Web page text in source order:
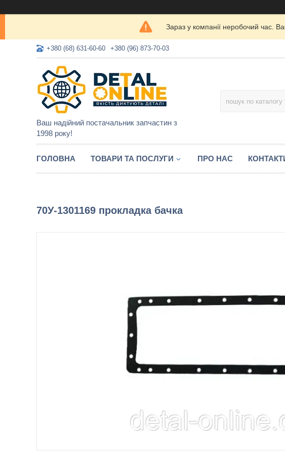
Зараз у компанії неробочий час.
+380 (68) 631-60-60 +380 (96) 873-70-03
Ваш надійний постачальник запчастин з
1998 року!
ГОЛОВНА ТОВАРИ ТА ПОСЛУГИ ПРО НАС
70У-1301169 прокладка бачка